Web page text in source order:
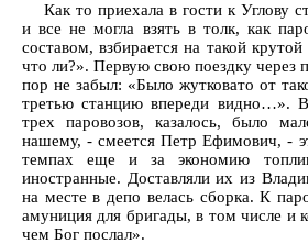
Как то приехала в гости к Углову
и все не могла взять в толк, как
составом, взбирается на такой
что ли?». Первую свою поездку
пор не забыл: «Было жутковато от
третью станцию впереди видно…».
трех паровозов, казалось, было
нашему, - смеется Петр Ефимович, -
темпах еще и за экономию
иностранные. Доставляли их из
на месте в депо велась сборка. К
амуниция для бригады, в том числе и
чем Бог послал».